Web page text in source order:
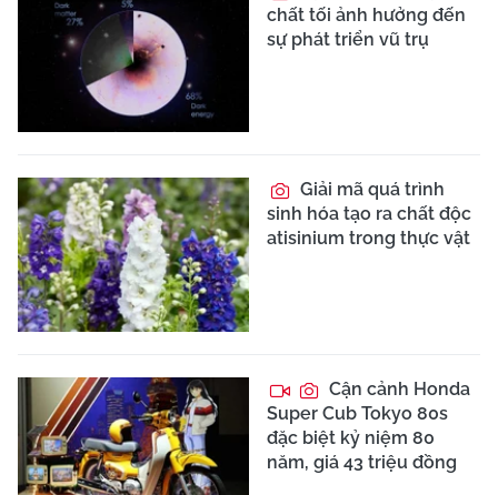
chất tối ảnh hưởng đến
sự phát triển vũ trụ
Giải mã quá trình
sinh hóa tạo ra chất độc
atisinium trong thực vật
Cận cảnh Honda
Super Cub Tokyo 80s
đặc biệt kỷ niệm 80
năm, giá 43 triệu đồng